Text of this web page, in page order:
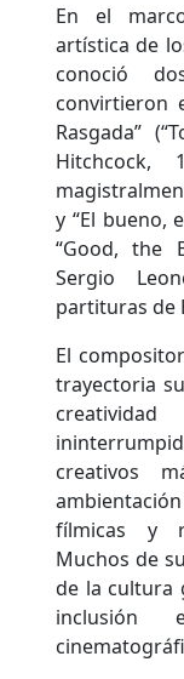
En el
artística de
conoció
convirtieron
Rasgada”
Hitchcock,
y “El bueno,
“Good, the
Sergio
partituras de
El
trayectoria
creativos
fílmicas y
Muchos de
de la cultura
inclusión